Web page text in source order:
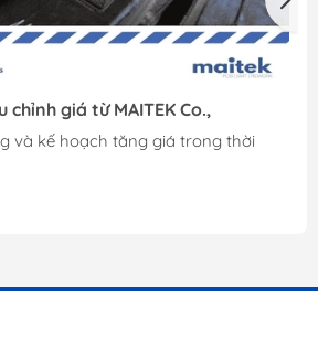
giá từ MAITEK Co.,
và kế hoạch tăng giá trong thời